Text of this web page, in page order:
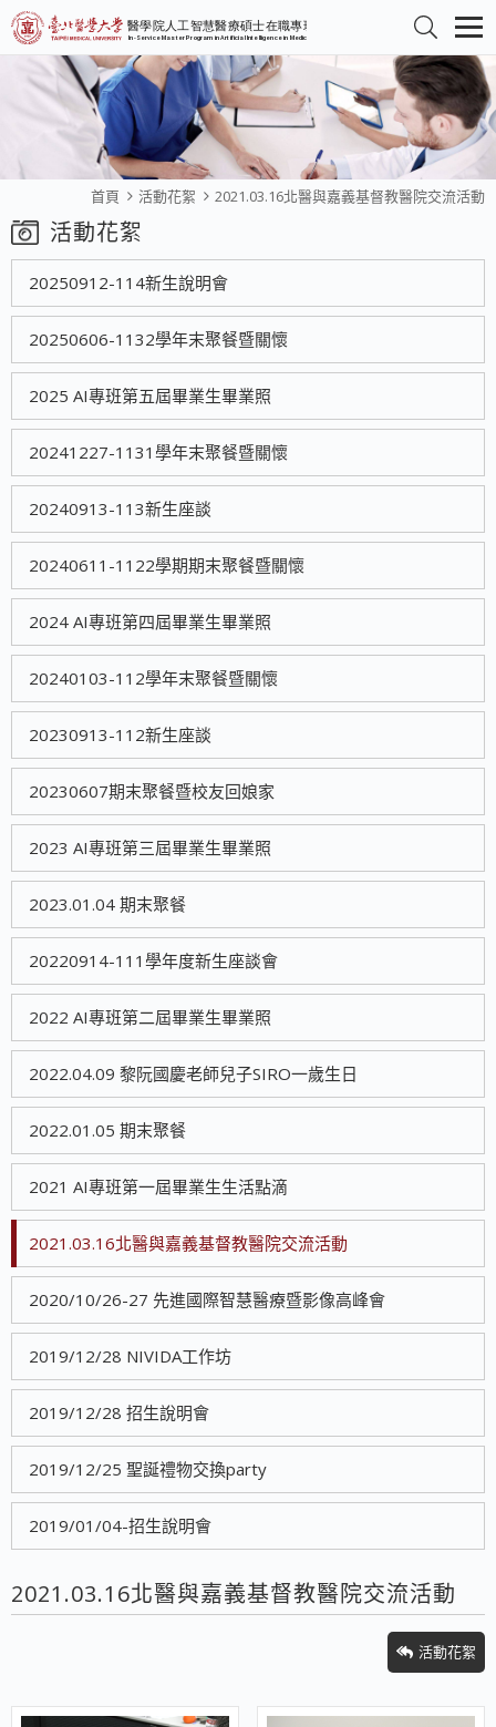
首頁 活動花絮 2021.03.16北醫與嘉義基督教醫院交流活動
活動花絮
20250912-114新生說明會
20250606-1132學年末聚餐暨關懷
2025 AI專班第五屆畢業生畢業照
20241227-1131學年末聚餐暨關懷
20240913-113新生座談
20240611-1122學期期末聚餐暨關懷
2024 AI專班第四屆畢業生畢業照
20240103-112學年末聚餐暨關懷
20230913-112新生座談
20230607期末聚餐暨校友回娘家
2023 AI專班第三屆畢業生畢業照
2023.01.04 期末聚餐
20220914-111學年度新生座談會
2022 AI專班第二屆畢業生畢業照
2022.04.09 黎阮國慶老師兒子SIRO一歲生日
2022.01.05 期末聚餐
2021 AI專班第一屆畢業生生活點滴
2021.03.16北醫與嘉義基督教醫院交流活動
2020/10/26-27 先進國際智慧醫療暨影像高峰會
2019/12/28 NIVIDA工作坊
2019/12/28 招生說明會
2019/12/25 聖誕禮物交換party
2019/01/04-招生說明會
2021.03.16北醫與嘉義基督教醫院交流活動
活動花絮